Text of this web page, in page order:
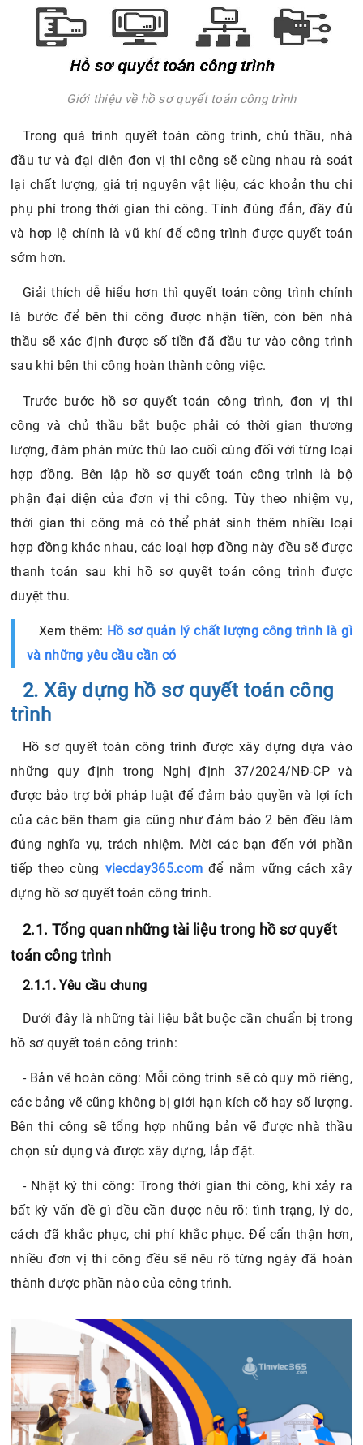
Giới thiệu về hồ sơ quyết toán công trình
Trong quá trình quyết toán công trình, chủ thầu, nhà
đầu tư và đại diện đơn vị thi công sẽ cùng nhau rà soát
lại chất lượng, giá trị nguyên vật liệu, các khoản thu chi
phụ phí trong thời gian thi công. Tính đúng đắn, đầy đủ
và hợp lệ chính là vũ khí để công trình được quyết toán
sớm hơn.
Giải thích dễ hiểu hơn thì quyết toán công trình chính
là bước để bên thi công được nhận tiền, còn bên nhà
thầu sẽ xác định được số tiền đã đầu tư vào công trình
sau khi bên thi công hoàn thành công việc.
Trước bước hồ sơ quyết toán công trình, đơn vị thi
công và chủ thầu bắt buộc phải có thời gian thương
lượng, đàm phán mức thù lao cuối cùng đối với từng loại
hợp đồng. Bên lập hồ sơ quyết toán công trình là bộ
phận đại diện của đơn vị thi công. Tùy theo nhiệm vụ,
thời gian thi công mà có thể phát sinh thêm nhiều loại
hợp đồng khác nhau, các loại hợp đồng này đều sẽ được
thanh toán sau khi hồ sơ quyết toán công trình được
duyệt thu.
Xem thêm: Hồ sơ quản lý chất lượng công trình là gì
và những yêu cầu cần có
2. Xây dựng hồ sơ quyết toán công
trình
Hồ sơ quyết toán công trình được xây dựng dựa vào
những quy định trong Nghị định 37/2024/NĐ-CP và
được bảo trợ bởi pháp luật để đảm bảo quyền và lợi ích
của các bên tham gia cũng như đảm bảo 2 bên đều làm
đúng nghĩa vụ, trách nhiệm. Mời các bạn đến với phần
tiếp theo cùng viecday365.com để nắm vững cách xây
dựng hồ sơ quyết toán công trình.
2.1. Tổng quan những tài liệu trong hồ sơ quyết
toán công trình
2.1.1. Yêu cầu chung
Dưới đây là những tài liệu bắt buộc cần chuẩn bị trong
hồ sơ quyết toán công trình:
- Bản vẽ hoàn công: Mỗi công trình sẽ có quy mô riêng,
các bảng vẽ cũng không bị giới hạn kích cỡ hay số lượng.
Bên thi công sẽ tổng hợp những bản vẽ được nhà thầu
chọn sử dụng và được xây dựng, lắp đặt.
- Nhật ký thi công: Trong thời gian thi công, khi xảy ra
bất kỳ vấn đề gì đều cần được nêu rõ: tình trạng, lý do,
cách đã khắc phục, chi phí khắc phục. Để cẩn thận hơn,
nhiều đơn vị thi công đều sẽ nêu rõ từng ngày đã hoàn
thành được phần nào của công trình.